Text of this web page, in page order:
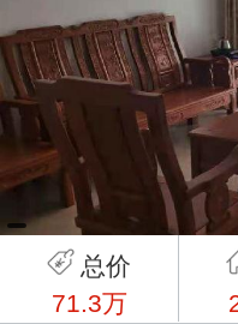
总价
71.3万